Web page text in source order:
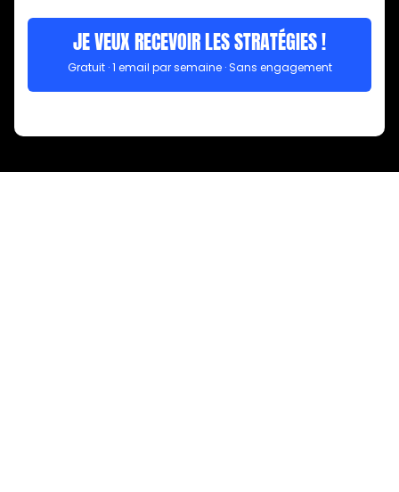
JE VEUX RECEVOIR LES STRATÉGIES !
Gratuit · 1 email par semaine · Sans engagement